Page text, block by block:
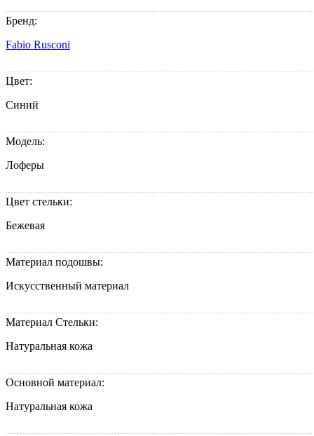
Бренд:
Fabio Rusconi
Цвет:
Синий
Модель:
Лоферы
Цвет стельки:
Бежевая
Материал подошвы:
Искусственный материал
Материал Стельки:
Натуральная кожа
Основной материал:
Натуральная кожа